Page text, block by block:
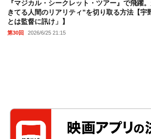
『マジカル・シークレット・ツアー』で飛躍
きてる人間のリアリティ”を切り取る方法【宇
とは監督に訊け」】
第30回 2026/6/25 21:15